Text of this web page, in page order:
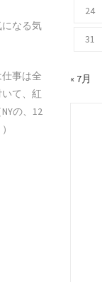
なる気
事は全
て、紅
の、12
24
31
« 7月